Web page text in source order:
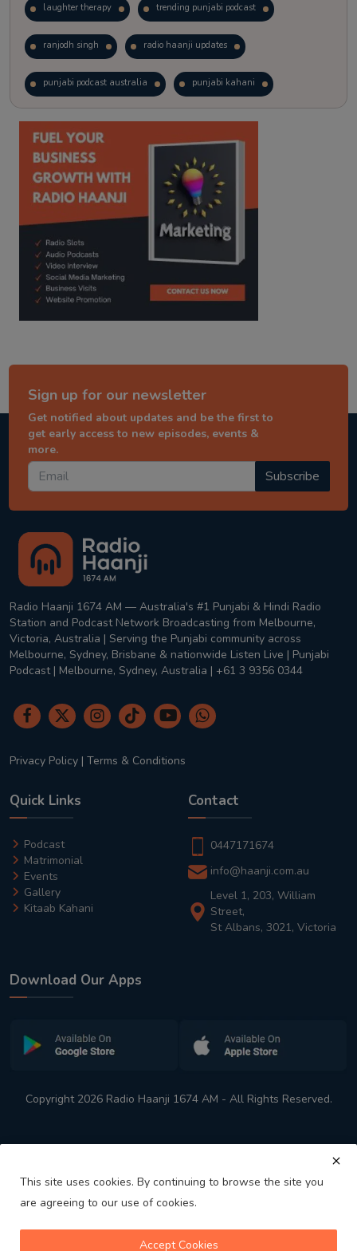
laughter therapy trending punjabi podcast
ranjodh singh radio haanji updates
punjabi podcast australia punjabi kahani
kitaab kahani punjabi story
Sign up for our newsletter
Get notified about updates and be the first to
get early access to new episodes, events &
more.
Subscribe
Radio Haanji 1674 AM — Australia's #1 Punjabi & Hindi Radio
Station and Podcast Network Broadcasting from Melbourne,
Victoria, Australia | Serving the Punjabi community across
Melbourne, Sydney, Brisbane & nationwide Listen Live | Punjabi
Podcast | Melbourne, Sydney, Australia | +61 3 9356 0344
Privacy Policy | Terms & Conditions
Quick Links
Podcast
Matrimonial
Events
Gallery
Kitaab Kahani
Contact
0447171674
info@haanji.com.au
Level 1, 203, William
Street,
St Albans, 3021, Victoria
Download Our Apps
Copyright 2026 Radio Haanji 1674 AM - All Rights Reserved.
This site uses cookies. By continuing to browse the site you
are agreeing to our use of cookies.
Accept Cookies
Australia's No. 1 Indian Radio Station